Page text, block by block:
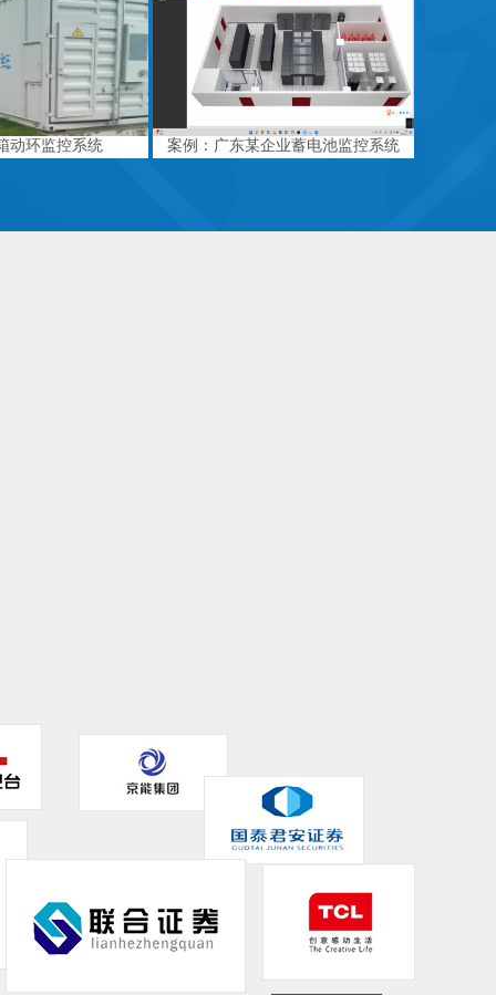
动环监控系统 案例：广东某企业蓄电池监控系统